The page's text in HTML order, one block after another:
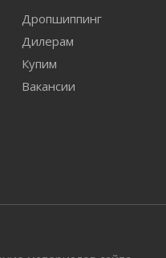
Дропшиппинг
Дилерам
Купим
Вакансии